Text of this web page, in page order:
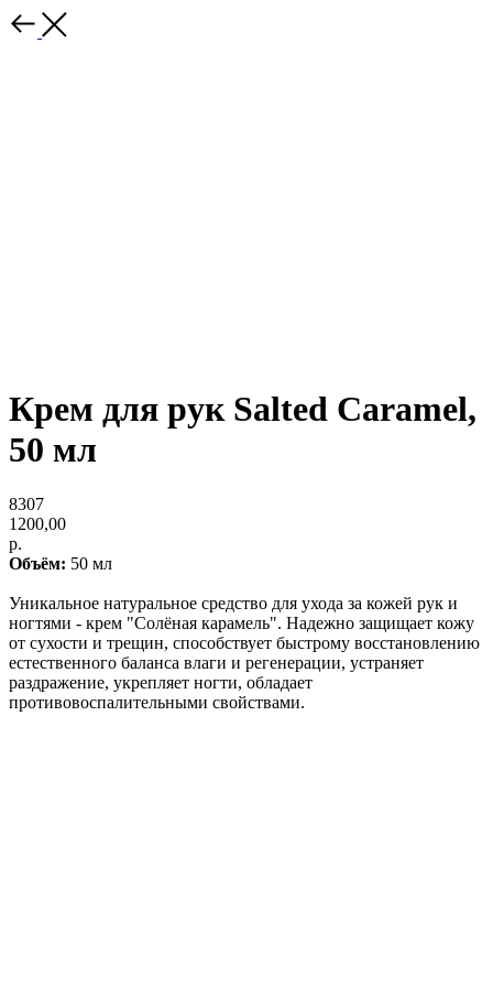
Крем для рук Salted Caramel,
50 мл
8307
1200,00
р.
Объём: 50 мл
Уникальное натуральное средство для ухода за кожей рук и
ногтями - крем "Солёная карамель". Надежно защищает кожу
от сухости и трещин, способствует быстрому восстановлению
естественного баланса влаги и регенерации, устраняет
раздражение, укрепляет ногти, обладает
противовоспалительными свойствами.